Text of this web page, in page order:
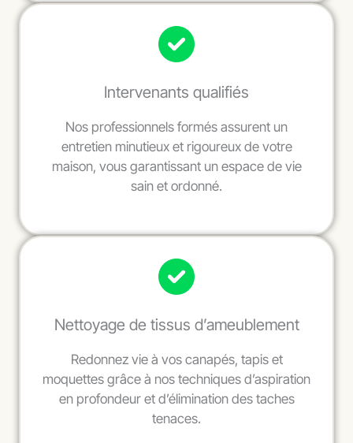
Intervenants qualifiés
Nos professionnels formés assurent un
entretien minutieux et rigoureux de votre
maison, vous garantissant un espace de vie
sain et ordonné.
Nettoyage de tissus d’ameublement
Redonnez vie à vos canapés, tapis et
moquettes grâce à nos techniques d’aspiration
en profondeur et d’élimination des taches
tenaces.